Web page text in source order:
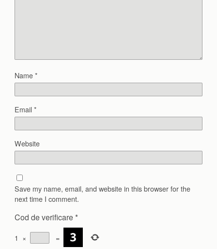
Name*
Email*
Website
Save my name, email, and website in this browser for the
next time I comment.
Cod de verificare *
1 × =